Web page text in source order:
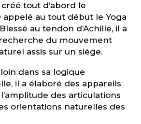
tout d’abord le
appelé au tout début le Yoga
au tendon d’Achille, il a
du mouvement
assis sur un siège.
dans sa logique
il a élaboré des appareils
des articulations
orientations naturelles des